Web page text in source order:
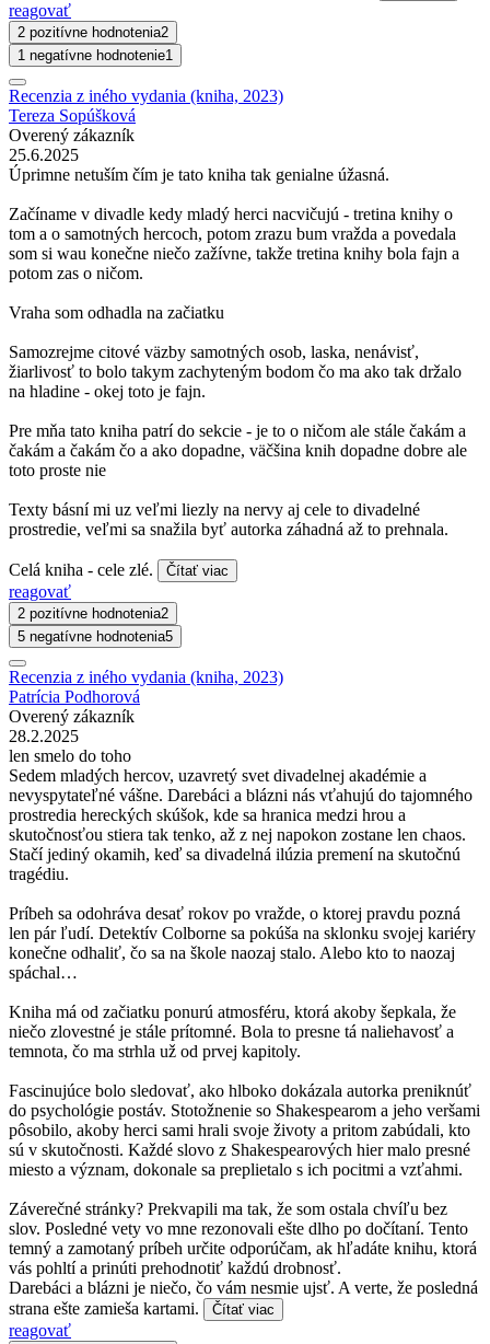
reagovať
2 pozitívne hodnotenia2
1 negatívne hodnotenie1
Recenzia z iného vydania (kniha, 2023)
Tereza Sopúšková
Overený zákazník
25.6.2025
Úprimne netuším čím je tato kniha tak genialne úžasná.
Začíname v divadle kedy mladý herci nacvičujú - tretina knihy o
tom a o samotných hercoch, potom zrazu bum vražda a povedala
som si wau konečne niečo zažívne, takže tretina knihy bola fajn a
potom zas o ničom.
Vraha som odhadla na začiatku
Samozrejme citové väzby samotných osob, laska, nenávisť,
žiarlivosť to bolo takym zachyteným bodom čo ma ako tak držalo
na hladine - okej toto je fajn.
Pre mňa tato kniha patrí do sekcie - je to o ničom ale stále čakám a
čakám a čakám čo a ako dopadne, väčšina knih dopadne dobre ale
toto proste nie
Texty básní mi uz veľmi liezly na nervy aj cele to divadelné
prostredie, veľmi sa snažila byť autorka záhadná až to prehnala.
Celá kniha - cele zlé. Čítať viac
reagovať
2 pozitívne hodnotenia2
5 negatívne hodnotenia5
Recenzia z iného vydania (kniha, 2023)
Patrícia Podhorová
Overený zákazník
28.2.2025
len smelo do toho
Sedem mladých hercov, uzavretý svet divadelnej akadémie a
nevyspytateľné vášne. Darebáci a blázni nás vťahujú do tajomného
prostredia hereckých skúšok, kde sa hranica medzi hrou a
skutočnosťou stiera tak tenko, až z nej napokon zostane len chaos.
Stačí jediný okamih, keď sa divadelná ilúzia premení na skutočnú
tragédiu.
Príbeh sa odohráva desať rokov po vražde, o ktorej pravdu pozná
len pár ľudí. Detektív Colborne sa pokúša na sklonku svojej kariéry
konečne odhaliť, čo sa na škole naozaj stalo. Alebo kto to naozaj
spáchal…
Kniha má od začiatku ponurú atmosféru, ktorá akoby šepkala, že
niečo zlovestné je stále prítomné. Bola to presne tá naliehavosť a
temnota, čo ma strhla už od prvej kapitoly.
Fascinujúce bolo sledovať, ako hlboko dokázala autorka preniknúť
do psychológie postáv. Stotožnenie so Shakespearom a jeho veršami
pôsobilo, akoby herci sami hrali svoje životy a pritom zabúdali, kto
sú v skutočnosti. Každé slovo z Shakespearových hier malo presné
miesto a význam, dokonale sa preplietalo s ich pocitmi a vzťahmi.
Záverečné stránky? Prekvapili ma tak, že som ostala chvíľu bez
slov. Posledné vety vo mne rezonovali ešte dlho po dočítaní. Tento
temný a zamotaný príbeh určite odporúčam, ak hľadáte knihu, ktorá
vás pohltí a prinúti prehodnotiť každú drobnosť.
Darebáci a blázni je niečo, čo vám nesmie ujsť. A verte, že posledná
strana ešte zamieša kartami.
Čítať viac
reagovať